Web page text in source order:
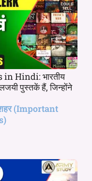
Hindi: भारतीय
पुस्तकें हैं, जिन्होंने
शहर (Important